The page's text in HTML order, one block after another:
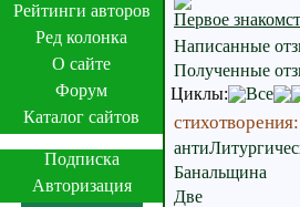
Рейтинги авторов
Ред колонка
О сайте
Форум
Каталог сайтов
Подписка
Авторизация
Первое
Написанные
Полученные
Циклы:
Все
стихотворения:
Банальщина
Две